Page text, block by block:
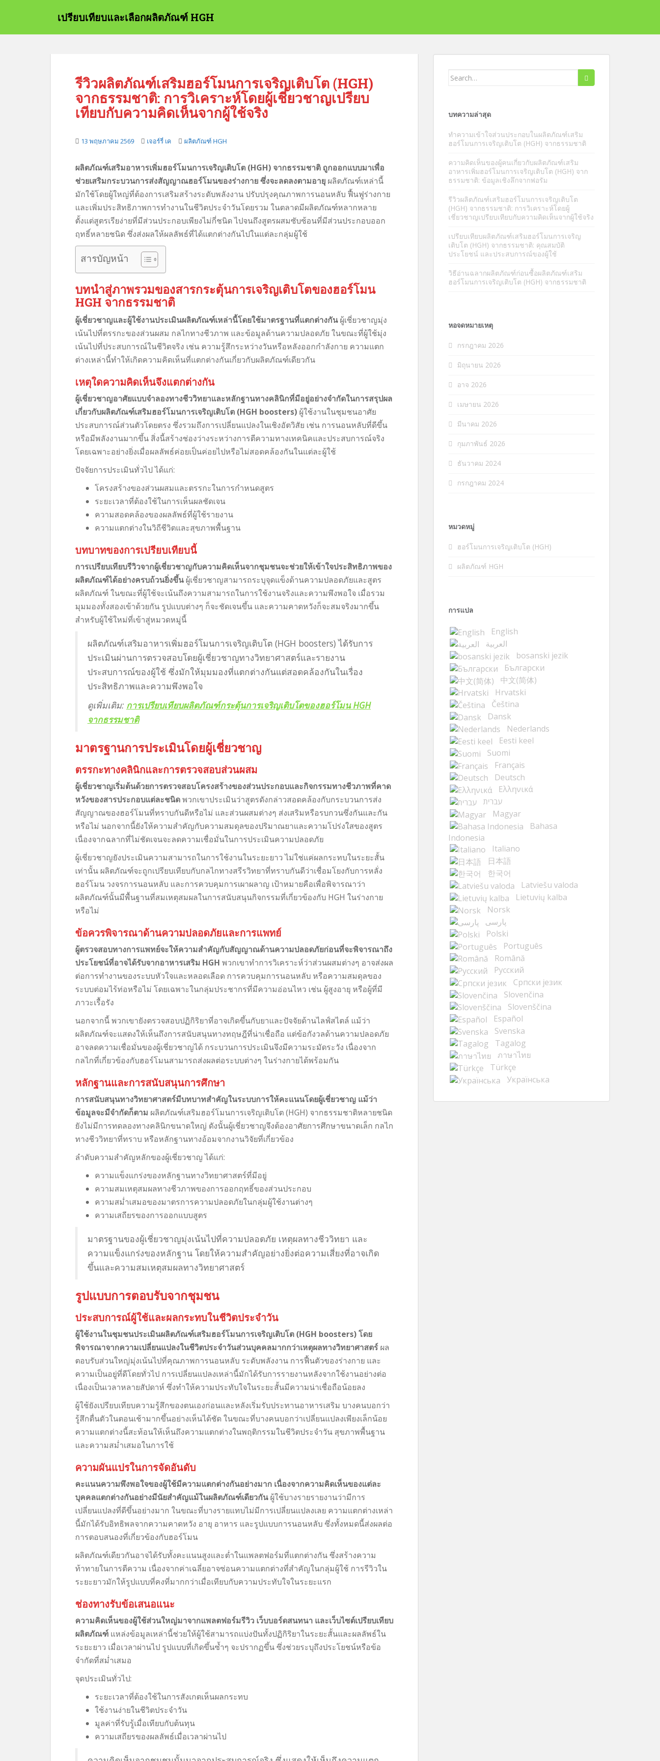
เปรียบเทียบและเลือกผลิตภัณฑ์ HGH
รีวิวผลิตภัณฑ์เสริมฮอร์โมนการเจริญเติบโต (HGH)
จากธรรมชาติ: การวิเคราะห์โดยผู้เชี่ยวชาญเปรียบ
เทียบกับความคิดเห็นจากผู้ใช้จริง
13 พฤษภาคม 2569 เจอร์รี่ เค ผลิตภัณฑ์ HGH
ผลิตภัณฑ์เสริมอาหารเพิ่มฮอร์โมนการเจริญเติบโต (HGH) จากธรรมชาติ ถูกออกแบบมาเพื่อ
ช่วยเสริมกระบวนการส่งสัญญาณฮอร์โมนของร่างกาย ซึ่งจะลดลงตามอายุ ผลิตภัณฑ์เหล่านี้
มักใช้โดยผู้ใหญ่ที่ต้องการเสริมสร้างระดับพลังงาน ปรับปรุงคุณภาพการนอนหลับ ฟื้นฟูร่างกาย
และเพิ่มประสิทธิภาพการทำงานในชีวิตประจำวันโดยรวม ในตลาดมีผลิตภัณฑ์หลากหลาย
ตั้งแต่สูตรเรียง่ายที่มีส่วนประกอบเพียงไม่กี่ชนิด ไปจนถึงสูตรผสมซับซ้อนที่มีส่วนประกอบออก
ฤทธิ์หลายชนิด ซึ่งส่งผลให้ผลลัพธ์ที่ได้แตกต่างกันไปในแต่ละกลุ่มผู้ใช้
สารบัญหน้า
บทนำสู่ภาพรวมของสารกระตุ้นการเจริญเติบโตของฮอร์โมน
HGH จากธรรมชาติ
ผู้เชี่ยวชาญและผู้ใช้งานประเมินผลิตภัณฑ์เหล่านี้โดยใช้มาตรฐานที่แตกต่างกัน ผู้เชี่ยวชาญมุ่ง
เน้นไปที่ตรรกะของส่วนผสม กลไกทางชีวภาพ และข้อมูลด้านความปลอดภัย ในขณะที่ผู้ใช้มุ่ง
เน้นไปที่ประสบการณ์ในชีวิตจริง เช่น ความรู้สึกระหว่างวันหรือหลังออกกำลังกาย ความแตก
ต่างเหล่านี้ทำให้เกิดความคิดเห็นที่แตกต่างกันเกี่ยวกับผลิตภัณฑ์เดียวกัน
เหตุใดความคิดเห็นจึงแตกต่างกัน
ผู้เชี่ยวชาญอาศัยแบบจำลองทางชีววิทยาและหลักฐานทางคลินิกที่มีอยู่อย่างจำกัดในการสรุปผล
เกี่ยวกับผลิตภัณฑ์เสริมฮอร์โมนการเจริญเติบโต (HGH boosters) ผู้ใช้งานในชุมชนอาศัย
ประสบการณ์ส่วนตัวโดยตรง ซึ่งรวมถึงการเปลี่ยนแปลงในเชิงอัตวิสัย เช่น การนอนหลับที่ดีขึ้น
หรือมีพลังงานมากขึ้น สิ่งนี้สร้างช่องว่างระหว่างการตีความทางเทคนิคและประสบการณ์จริง
โดยเฉพาะอย่างยิ่งเมื่อผลลัพธ์ค่อยเป็นค่อยไปหรือไม่สอดคล้องกันในแต่ละผู้ใช้
ปัจจัยการประเมินทั่วไป ได้แก่:
โครงสร้างของส่วนผสมและตรรกะในการกำหนดสูตร
ระยะเวลาที่ต้องใช้ในการเห็นผลชัดเจน
ความสอดคล้องของผลลัพธ์ที่ผู้ใช้รายงาน
ความแตกต่างในวิถีชีวิตและสุขภาพพื้นฐาน
บทบาทของการเปรียบเทียบนี้
การเปรียบเทียบรีวิวจากผู้เชี่ยวชาญกับความคิดเห็นจากชุมชนจะช่วยให้เข้าใจประสิทธิภาพของ
ผลิตภัณฑ์ได้อย่างครบถ้วนยิ่งขึ้น ผู้เชี่ยวชาญสามารถระบุจุดแข็งด้านความปลอดภัยและสูตร
ผลิตภัณฑ์ ในขณะที่ผู้ใช้จะเน้นถึงความสามารถในการใช้งานจริงและความพึงพอใจ เมื่อรวม
มุมมองทั้งสองเข้าด้วยกัน รูปแบบต่างๆ ก็จะชัดเจนขึ้น และความคาดหวังก็จะสมจริงมากขึ้น
สำหรับผู้ใช้ใหม่ที่เข้าสู่หมวดหมู่นี้
ผลิตภัณฑ์เสริมอาหารเพิ่มฮอร์โมนการเจริญเติบโต (HGH boosters) ได้รับการ
ประเมินผ่านการตรวจสอบโดยผู้เชี่ยวชาญทางวิทยาศาสตร์และรายงาน
ประสบการณ์ของผู้ใช้ ซึ่งมักให้มุมมองที่แตกต่างกันแต่สอดคล้องกันในเรื่อง
ประสิทธิภาพและความพึงพอใจ
ดูเพิ่มเติม: การเปรียบเทียบผลิตภัณฑ์กระตุ้นการเจริญเติบโตของฮอร์โมน HGH
จากธรรมชาติ
มาตรฐานการประเมินโดยผู้เชี่ยวชาญ
ตรรกะทางคลินิกและการตรวจสอบส่วนผสม
ผู้เชี่ยวชาญเริ่มต้นด้วยการตรวจสอบโครงสร้างของส่วนประกอบและกิจกรรมทางชีวภาพที่คาด
หวังของสารประกอบแต่ละชนิดพวกเขาประเมินว่าสูตรดังกล่าวสอดคล้องกับกระบวนการส่ง
สัญญาณของฮอร์โมนที่ทราบกันดีหรือไม่ และส่วนผสมต่างๆ ส่งเสริมหรือรบกวนซึ่งกันและกัน
หรือไม่ นอกจากนี้ยังให้ความสำคัญกับความสมดุลของปริมาณยาและความโปร่งใสของสูตร
เนื่องจากฉลากที่ไม่ชัดเจนจะลดความเชื่อมั่นในการประเมินความปลอดภัย
ผู้เชี่ยวชาญยังประเมินความสามารถในการใช้งานในระยะยาว ไม่ใช่แค่ผลกระทบในระยะสั้น
เท่านั้น ผลิตภัณฑ์จะถูกเปรียบเทียบกับกลไกทางสรีรวิทยาที่ทราบกันดีว่าเชื่อมโยงกับการหลั่ง
ฮอร์โมน วงจรการนอนหลับ และการควบคุมการเผาผลาญ เป้าหมายคือเพื่อพิจารณาว่า
ผลิตภัณฑ์นั้นมีพื้นฐานที่สมเหตุสมผลในการสนับสนุนกิจกรรมที่เกี่ยวข้องกับ HGH ในร่างกาย
หรือไม่
ข้อควรพิจารณาด้านความปลอดภัยและการแพทย์
ผู้ตรวจสอบทางการแพทย์จะให้ความสำคัญกับสัญญาณด้านความปลอดภัยก่อนที่จะพิจารณาถึง
ประโยชน์ที่อาจได้รับจากอาหารเสริม HGH พวกเขาทำการวิเคราะห์ว่าส่วนผสมต่างๆ อาจส่งผล
ต่อการทำงานของระบบหัวใจและหลอดเลือด การควบคุมการนอนหลับ หรือความสมดุลของ
ระบบต่อมไร้ท่อหรือไม่ โดยเฉพาะในกลุ่มประชากรที่มีความอ่อนไหว เช่น ผู้สูงอายุ หรือผู้ที่มี
ภาวะเรื้อรัง
นอกจากนี้ พวกเขายังตรวจสอบปฏิกิริยาที่อาจเกิดขึ้นกับยาและปัจจัยด้านไลฟ์สไตล์ แม้ว่า
ผลิตภัณฑ์จะแสดงให้เห็นถึงการสนับสนุนทางทฤษฎีที่น่าเชื่อถือ แต่ข้อกังวลด้านความปลอดภัย
อาจลดความเชื่อมั่นของผู้เชี่ยวชาญได้ กระบวนการประเมินจึงมีความระมัดระวัง เนื่องจาก
กลไกที่เกี่ยวข้องกับฮอร์โมนสามารถส่งผลต่อระบบต่างๆ ในร่างกายได้พร้อมกัน
หลักฐานและการสนับสนุนการศึกษา
การสนับสนุนทางวิทยาศาสตร์มีบทบาทสำคัญในระบบการให้คะแนนโดยผู้เชี่ยวชาญ แม้ว่า
ข้อมูลจะมีจำกัดก็ตาม ผลิตภัณฑ์เสริมฮอร์โมนการเจริญเติบโต (HGH) จากธรรมชาติหลายชนิด
ยังไม่มีการทดลองทางคลินิกขนาดใหญ่ ดังนั้นผู้เชี่ยวชาญจึงต้องอาศัยการศึกษาขนาดเล็ก กลไก
ทางชีววิทยาที่ทราบ หรือหลักฐานทางอ้อมจากงานวิจัยที่เกี่ยวข้อง
ลำดับความสำคัญหลักของผู้เชี่ยวชาญ ได้แก่:
ความแข็งแกร่งของหลักฐานทางวิทยาศาสตร์ที่มีอยู่
ความสมเหตุสมผลทางชีวภาพของการออกฤทธิ์ของส่วนประกอบ
ความสม่ำเสมอของมาตรการความปลอดภัยในกลุ่มผู้ใช้งานต่างๆ
ความเสถียรของการออกแบบสูตร
มาตรฐานของผู้เชี่ยวชาญมุ่งเน้นไปที่ความปลอดภัย เหตุผลทางชีววิทยา และ
ความแข็งแกร่งของหลักฐาน โดยให้ความสำคัญอย่างยิ่งต่อความเสี่ยงที่อาจเกิด
ขึ้นและความสมเหตุสมผลทางวิทยาศาสตร์
รูปแบบการตอบรับจากชุมชน
ประสบการณ์ผู้ใช้และผลกระทบในชีวิตประจำวัน
ผู้ใช้งานในชุมชนประเมินผลิตภัณฑ์เสริมฮอร์โมนการเจริญเติบโต (HGH boosters) โดย
พิจารณาจากความเปลี่ยนแปลงในชีวิตประจำวันส่วนบุคคลมากกว่าเหตุผลทางวิทยาศาสตร์ ผล
ตอบรับส่วนใหญ่มุ่งเน้นไปที่คุณภาพการนอนหลับ ระดับพลังงาน การฟื้นตัวของร่างกาย และ
ความเป็นอยู่ที่ดีโดยทั่วไป การเปลี่ยนแปลงเหล่านี้มักได้รับการรายงานหลังจากใช้งานอย่างต่อ
เนื่องเป็นเวลาหลายสัปดาห์ ซึ่งทำให้ความประทับใจในระยะสั้นมีความน่าเชื่อถือน้อยลง
ผู้ใช้ยังเปรียบเทียบความรู้สึกของตนเองก่อนและหลังเริ่มรับประทานอาหารเสริม บางคนบอกว่า
รู้สึกตื่นตัวในตอนเช้ามากขึ้นอย่างเห็นได้ชัด ในขณะที่บางคนบอกว่าเปลี่ยนแปลงเพียงเล็กน้อย
ความแตกต่างนี้สะท้อนให้เห็นถึงความแตกต่างในพฤติกรรมในชีวิตประจำวัน สุขภาพพื้นฐาน
และความสม่ำเสมอในการใช้
ความผันแปรในการจัดอันดับ
คะแนนความพึงพอใจของผู้ใช้มีความแตกต่างกันอย่างมาก เนื่องจากความคิดเห็นของแต่ละ
บุคคลแตกต่างกันอย่างมีนัยสำคัญแม้ในผลิตภัณฑ์เดียวกัน ผู้ใช้บางรายรายงานว่ามีการ
เปลี่ยนแปลงที่ดีขึ้นอย่างมาก ในขณะที่บางรายแทบไม่มีการเปลี่ยนแปลงเลย ความแตกต่างเหล่า
นี้มักได้รับอิทธิพลจากความคาดหวัง อายุ อาหาร และรูปแบบการนอนหลับ ซึ่งทั้งหมดนี้ส่งผลต่อ
การตอบสนองที่เกี่ยวข้องกับฮอร์โมน
ผลิตภัณฑ์เดียวกันอาจได้รับทั้งคะแนนสูงและต่ำในแพลตฟอร์มที่แตกต่างกัน ซึ่งสร้างความ
ท้าทายในการตีความ เนื่องจากค่าเฉลี่ยอาจซ่อนความแตกต่างที่สำคัญในกลุ่มผู้ใช้ การรีวิวใน
ระยะยาวมักให้รูปแบบที่คงที่มากกว่าเมื่อเทียบกับความประทับใจในระยะแรก
ช่องทางรับข้อเสนอแนะ
ความคิดเห็นของผู้ใช้ส่วนใหญ่มาจากแพลตฟอร์มรีวิว เว็บบอร์ดสนทนา และเว็บไซต์เปรียบเทียบ
ผลิตภัณฑ์ แหล่งข้อมูลเหล่านี้ช่วยให้ผู้ใช้สามารถแบ่งปันทั้งปฏิกิริยาในระยะสั้นและผลลัพธ์ใน
ระยะยาว เมื่อเวลาผ่านไป รูปแบบที่เกิดขึ้นซ้ำๆ จะปรากฏขึ้น ซึ่งช่วยระบุถึงประโยชน์หรือข้อ
จำกัดที่สม่ำเสมอ
จุดประเมินทั่วไป:
ระยะเวลาที่ต้องใช้ในการสังเกตเห็นผลกระทบ
ใช้งานง่ายในชีวิตประจำวัน
มูลค่าที่รับรู้เมื่อเทียบกับต้นทุน
ความเสถียรของผลลัพธ์เมื่อเวลาผ่านไป
ค้นหา:
บทความล่าสุด
ทำความเข้าใจส่วนประกอบในผลิตภัณฑ์เสริม
ฮอร์โมนการเจริญเติบโต (HGH) จากธรรมชาติ
ความคิดเห็นของผู้คนเกี่ยวกับผลิตภัณฑ์เสริม
อาหารเพิ่มฮอร์โมนการเจริญเติบโต (HGH) จาก
ธรรมชาติ: ข้อมูลเชิงลึกจากฟอรัม
รีวิวผลิตภัณฑ์เสริมฮอร์โมนการเจริญเติบโต
(HGH) จากธรรมชาติ: การวิเคราะห์โดยผู้
เชี่ยวชาญเปรียบเทียบกับความคิดเห็นจากผู้ใช้จริง
เปรียบเทียบผลิตภัณฑ์เสริมฮอร์โมนการเจริญ
เติบโต (HGH) จากธรรมชาติ: คุณสมบัติ
ประโยชน์ และประสบการณ์ของผู้ใช้
วิธีอ่านฉลากผลิตภัณฑ์ก่อนซื้อผลิตภัณฑ์เสริม
ฮอร์โมนการเจริญเติบโต (HGH) จากธรรมชาติ
หอจดหมายเหตุ
กรกฎาคม 2026
มิถุนายน 2026
อาจ 2026
เมษายน 2026
มีนาคม 2026
กุมภาพันธ์ 2026
ธันวาคม 2024
กรกฎาคม 2024
หมวดหมู่
ฮอร์โมนการเจริญเติบโต (HGH)
ผลิตภัณฑ์ HGH
การแปล
English
العربية
bosanski jezik
Български
中文(简体)
Hrvatski
Čeština
Dansk
Nederlands
Eesti keel
Suomi
Français
Deutsch
Ελληνικά
עברית
Magyar
Bahasa
Indonesia
Italiano
日本語
한국어
Latviešu valoda
Lietuvių kalba
Norsk
پارسی
Polski
Português
Română
Русский
Cрпски језик
Slovenčina
Slovenščina
Español
Svenska
Tagalog
ภาษาไทย
Türkçe
Українська